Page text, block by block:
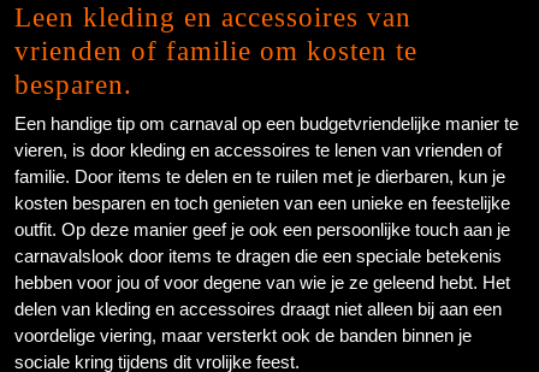
Leen kleding en accessoires van
vrienden of familie om kosten te
besparen.
Een handige tip om carnaval op een budgetvriendelijke manier te
vieren, is door kleding en accessoires te lenen van vrienden of
familie. Door items te delen en te ruilen met je dierbaren, kun je
kosten besparen en toch genieten van een unieke en feestelijke
outfit. Op deze manier geef je ook een persoonlijke touch aan je
carnavalslook door items te dragen die een speciale betekenis
hebben voor jou of voor degene van wie je ze geleend hebt. Het
delen van kleding en accessoires draagt niet alleen bij aan een
voordelige viering, maar versterkt ook de banden binnen je
sociale kring tijdens dit vrolijke feest.